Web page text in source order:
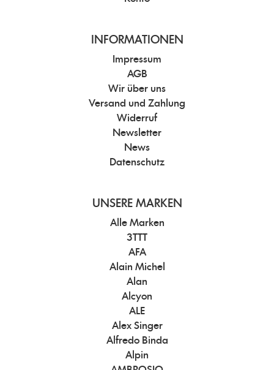
INFORMATIONEN
Impressum
AGB
Wir über uns
Versand und Zahlung
Widerruf
Newsletter
News
Datenschutz
UNSERE MARKEN
Alle Marken
3TTT
AFA
Alain Michel
Alan
Alcyon
ALE
Alex Singer
Alfredo Binda
Alpin